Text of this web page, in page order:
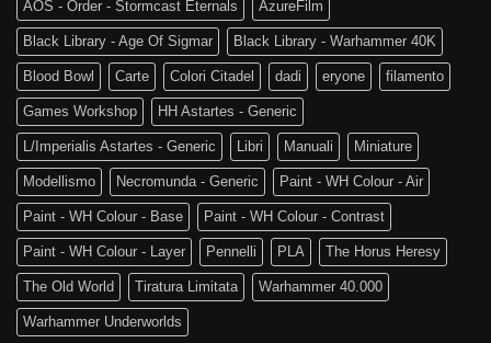
AOS - Order - Stormcast Eternals AzureFilm
Black Library - Age Of Sigmar Black Library - Warhammer 40K
Blood Bowl Carte Colori Citadel dadi eryone filamento
Games Workshop HH Astartes - Generic
L/Imperialis Astartes - Generic Libri Manuali Miniature
Modellismo Necromunda - Generic Paint - WH Colour - Air
Paint - WH Colour - Base Paint - WH Colour - Contrast
Paint - WH Colour - Layer Pennelli PLA The Horus Heresy
The Old World Tiratura Limitata Warhammer 40.000
Warhammer Underworlds